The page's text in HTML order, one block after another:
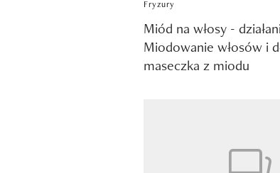
Fryzury
Miód na włosy -
Miodowanie włosów i
maseczka z miodu